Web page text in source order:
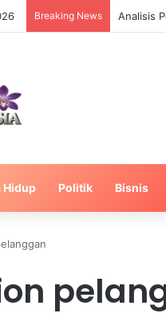
Breaking News Analisis
Hidup Politik Bisnis